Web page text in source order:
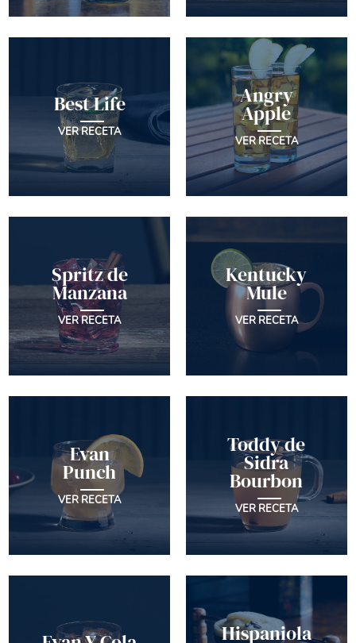
Best Life
VER RECETA
Angry
Apple
VER RECETA
Spritz de
Manzana
VER RECETA
Kentucky
Mule
VER RECETA
Evan
Punch
VER RECETA
Toddy de
Sidra
Bourbon
VER RECETA
Hispaniola